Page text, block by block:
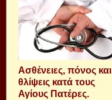
Aσθένειες, πόνος και
θλίψεις κατά τους
Αγίους Πατέρες.